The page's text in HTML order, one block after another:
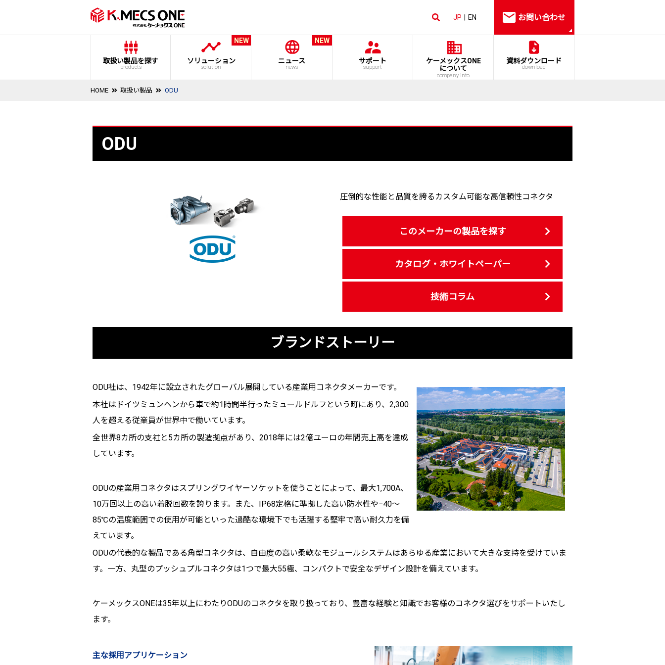
JP EN お問い合わせ
取扱い製品を探す
products
ソリューション
solution
NEW
ニュース
news
NEW
サポート
support
ケーメックスONE
について
company info
資料ダウンロード
download
HOME 取扱い製品 ODU
ODU
圧倒的な性能と品質を誇るカスタム可能な高信頼性コネクタ
このメーカーの製品を探す
カタログ・ホワイトペーパー
技術コラム
ブランドストーリー
ODU社は、1942年に設立されたグローバル展開している産業用コネクタメーカーです。
本社はドイツミュンヘンから車で約1時間半行ったミュールドルフという町にあり、2,300
人を超える従業員が世界中で働いています。
全世界8カ所の支社と5カ所の製造拠点があり、2018年には2億ユーロの年間売上高を達成
しています。
ODUの産業用コネクタはスプリングワイヤーソケットを使うことによって、最大1,700A、
10万回以上の高い着脱回数を誇ります。また、IP68定格に準拠した高い防水性や−40～
85℃の温度範囲での使用が可能といった過酷な環境下でも活躍する堅牢で高い耐久力を備
えています。
ODUの代表的な製品である角型コネクタは、自由度の高い柔軟なモジュールシステムはあらゆる産業において大きな支持を受けていま
す。一方、丸型のプッシュプルコネクタは1つで最大55極、コンパクトで安全なデザイン設計を備えています。
ケーメックスONEは35年以上にわたりODUのコネクタを取り扱っており、豊富な経験と知識でお客様のコネクタ選びをサポートいたし
ます。
主な採用アプリケーション